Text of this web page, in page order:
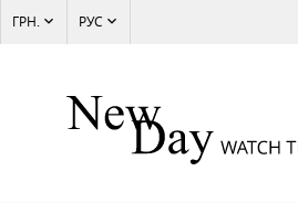
ГРН. РУС